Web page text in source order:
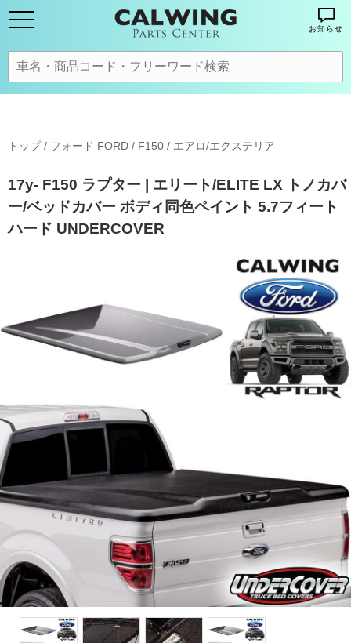
お知らせ
トップ/ フォード FORD / F150 / エアロ/エクステリア
17y- F150 ラプター | エリート/ELITE LX トノカバ
ー/ベッドカバー ボディ同色ペイント 5.7フィート
ハード UNDERCOVER